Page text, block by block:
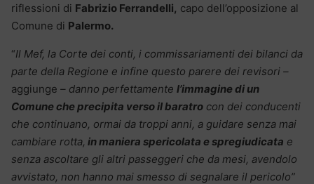
riflessioni di Fabrizio Ferrandelli, capo dell’opposizione al
Comune di Palermo.
“Il Mef, la Corte dei conti, i commissariamenti dei bilanci da
parte della Regione e infine questo parere dei revisori –
aggiunge – danno perfettamente l’immagine di un
Comune che precipita verso il baratro con dei conducenti
che continuano, ormai da troppi anni, a guidare senza mai
cambiare rotta, in maniera spericolata e spregiudicata e
senza ascoltare gli altri passeggeri che da mesi, avendolo
avvistato, non hanno mai smesso di segnalare il pericolo”